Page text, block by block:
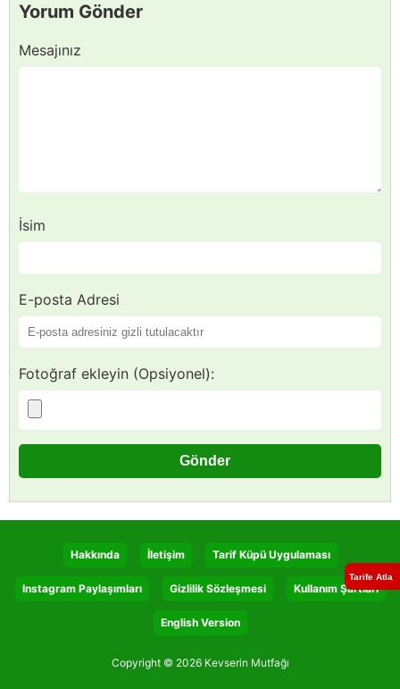
Yorum Gönder
Mesajınız
İsim
E-posta Adresi
Fotoğraf ekleyin (Opsiyonel):
Tarife Atla
Hakkında İletişim Tarif Küpü Uygulaması
Instagram Paylaşımları Gizlilik Sözleşmesi Kullanım Şartları
English Version
Copyright © 2026 Kevserin Mutfağı